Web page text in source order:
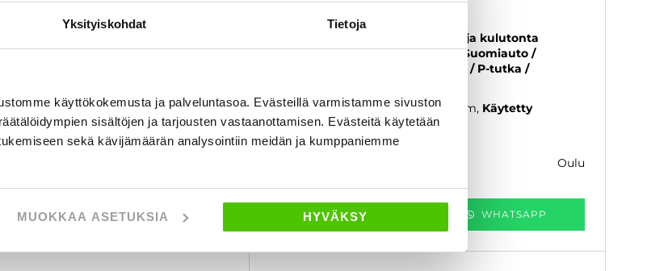
Yksityiskohdat Tietoja
käyttökokemusta ja palveluntasoa. Evästeillä varmistamme sivuston
sisältöjen ja tarjousten vastaanottamisen. Evästeitä käytetään
sekä kävijämäärän analysointiin meidän ja kumppaniemme
MUOKKAA ASETUKSIA HYVÄKSY
- Koukku, PA-Lisälämmitin,
Sähköpenkit - J. autoturva
€
WHATSAPP
1,8 TSI Ambition - 6 kk korotonta ja kulutonta
maksuaikaa! - Katsastettu 7/26 / Suomiauto /
Vakionopeudensäädin / Webasto / P-tutka /
2013 , Manuaali, Bensiini, 232 000 km Käytetty
7 990 €7 300 €
oulu
KATSO TIEDOT WHATSAPP